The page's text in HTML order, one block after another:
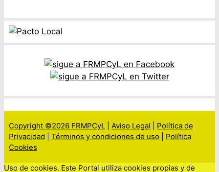
Copyright ©2026 FRMPCyL Aviso Legal
Política de
Privacidad
Términos y condiciones de uso
Política
Cookies
Uso de cookies. Este Portal utiliza cookies propias y de